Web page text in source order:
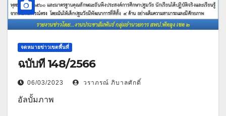
จดหมายข่าวเขตพื้นที่
ฉบับที่ 148/2566
06/03/2023 วราภรณ์ ภิบาลศักดิ์
อัลบั้มภาพ